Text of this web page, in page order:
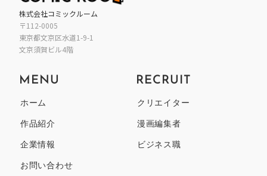
株式会社コミックルーム
〒112-0005
東京都文京区水道1-9-1
文京須賀ビル4階
MENU
ホーム
作品紹介
企業情報
お問い合わせ
RECRUIT
クリエイター
漫画編集者
ビジネス職